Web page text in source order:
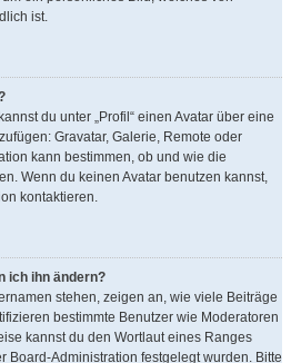
ist.
du unter „Profil“ einen Avatar über eine
Gravatar, Galerie, Remote oder
kann bestimmen, ob und wie die
Wenn du keinen Avatar benutzen kannst,
kontaktieren.
ich ihn ändern?
stehen, zeigen an, wie viele Beiträge
bestimmte Benutzer wie Moderatoren
kannst du den Wortlaut eines Ranges
Board-Administration festgelegt wurden. Bitte